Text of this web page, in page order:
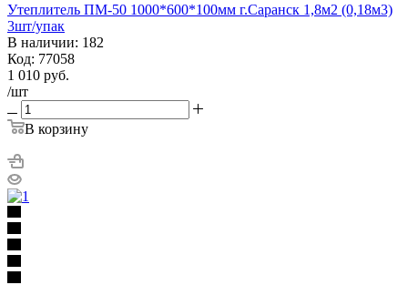
Утеплитель ПМ-50 1000*600*100мм г.Саранск 1,8м2 (0,18м3)
3шт/упак
В наличии: 182
Код: 77058
1 010 руб.
/шт
В корзину